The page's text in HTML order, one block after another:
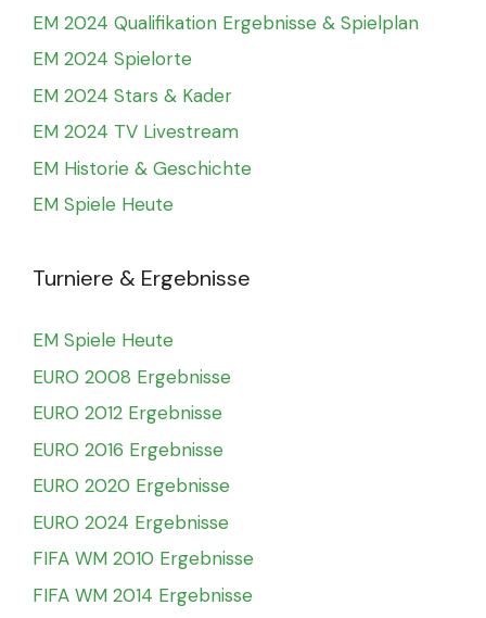
EM 2024 Qualifikation Ergebnisse & Spielplan
EM 2024 Spielorte
EM 2024 Stars & Kader
EM 2024 TV Livestream
EM Historie & Geschichte
EM Spiele Heute
Turniere & Ergebnisse
EM Spiele Heute
EURO 2008 Ergebnisse
EURO 2012 Ergebnisse
EURO 2016 Ergebnisse
EURO 2020 Ergebnisse
EURO 2024 Ergebnisse
FIFA WM 2010 Ergebnisse
FIFA WM 2014 Ergebnisse